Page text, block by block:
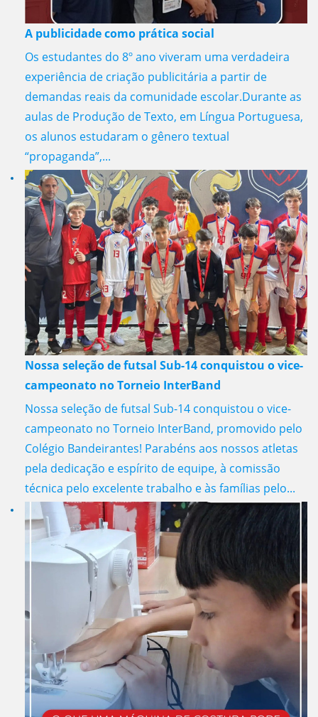
A publicidade como prática social
Os estudantes do 8º ano viveram uma verdadeira
experiência de criação publicitária a partir de
demandas reais da comunidade escolar.Durante as
aulas de Produção de Texto, em Língua Portuguesa,
os alunos estudaram o gênero textual
“propaganda”,...
Nossa seleção de futsal Sub-14 conquistou o vice-
campeonato no Torneio InterBand
Nossa seleção de futsal Sub-14 conquistou o vice-
campeonato no Torneio InterBand, promovido pelo
Colégio Bandeirantes! Parabéns aos nossos atletas
pela dedicação e espírito de equipe, à comissão
técnica pelo excelente trabalho e às famílias pelo...